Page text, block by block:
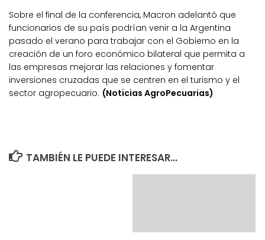
Sobre el final de la conferencia, Macron adelantó que
funcionarios de su país podrían venir a la Argentina
pasado el verano para trabajar con el Gobierno en la
creación de un foro económico bilateral que permita a
las empresas mejorar las relaciones y fomentar
inversiones cruzadas que se centren en el turismo y el
sector agropecuario. (Noticias AgroPecuarias)
TAMBIÉN LE PUEDE INTERESAR...